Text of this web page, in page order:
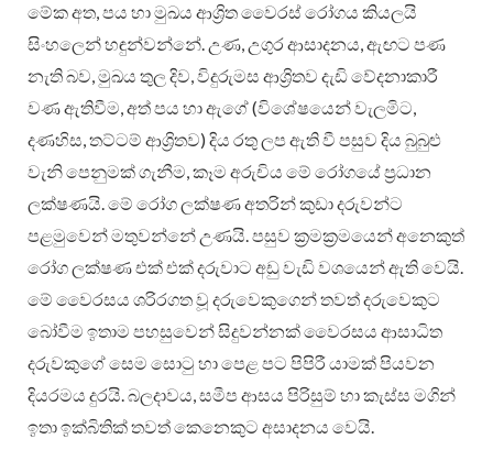
මේක අත, පය හා මුඛය ආශ්‍රිත වෛරස් රෝගය කියලයි
සිංහලෙන් හඳුන්වන්නේ. උණ, උගුර ආසාදනය, ඇඟට පණ
නැති බව, මුඛය තුල දිව, විදුරුමස ආශ්‍රිතව දැඩි වේදනාකාරී
වණ ඇතිවීම, අත් පය හා ඇගේ (විශේෂයෙන් වැලමිට,
දණහිස, තට්ටම් ආශ්‍රිතව) දිය රතු ලප ඇති වී පසුව දිය බුබුළු
වැනි පෙනුමක් ගැනීම, කෑම අරුචිය මේ රෝගයේ ප්‍රධාන
ලක්ෂණයි. මේ රෝග ලක්ෂණ අතරින් කුඩා දරුවන්ට
පළමුවෙන් මතුවන්නේ උණයි. පසුව ක්‍රමක්‍රමයෙන් අනෙකුත්
රෝග ලක්ෂණ එක් එක් දරුවාට අඩු වැඩි වශයෙන් ඇති වෙයි.
මේ වෛරසය ශරිරගත වූ දරුවෙකුගෙන් තවත් දරුවෙකුට
බෝවීම ඉතාම පහසුවෙන් සිදුවන්නක් වෛරසය ආසාධිත
දරුවකුගේ සෙම සොටු හා පෙළ පට පිපිරී යාමක් පියවන
දියරමය දුරයි. බලදාවය, සමීප ආසය පිරිසුම් හා කැස්ස මගින්
ඉතා ඉක්බිතික් තවත් කෙනෙකුට අසාදනය වෙයි.